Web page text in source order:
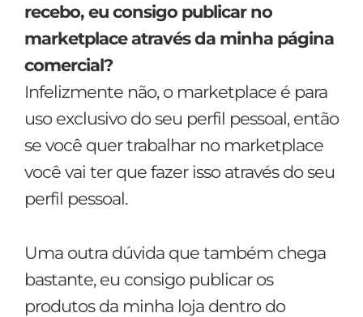
recebo, eu consigo publicar no
marketplace através da minha página
comercial?
Infelizmente não, o marketplace é para
uso exclusivo do seu perfil pessoal, então
se você quer trabalhar no marketplace
você vai ter que fazer isso através do seu
perfil pessoal.
Uma outra dúvida que também chega
bastante, eu consigo publicar os
produtos da minha loja dentro do